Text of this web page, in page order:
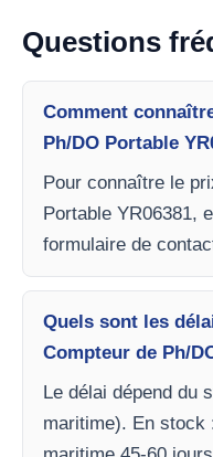
Questions
Comment
Ph/DO Portable
Pour connaître le
Portable YR06381,
formulaire de
Quels sont les
Compteur de Ph/
Le délai dépend du
maritime). En stock